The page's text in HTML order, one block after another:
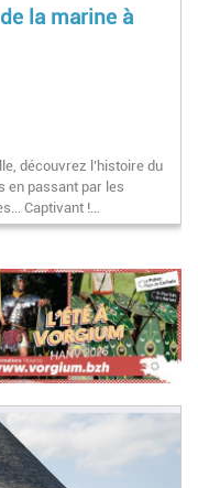
la marine à
découvrez l’histoire du
en passant par les
Captivant !…